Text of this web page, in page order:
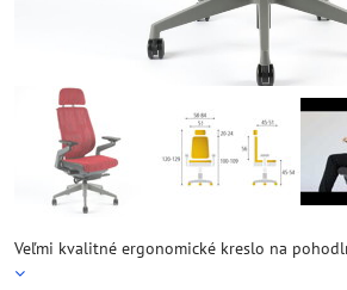
Veľmi kvalitné ergonomické kreslo na